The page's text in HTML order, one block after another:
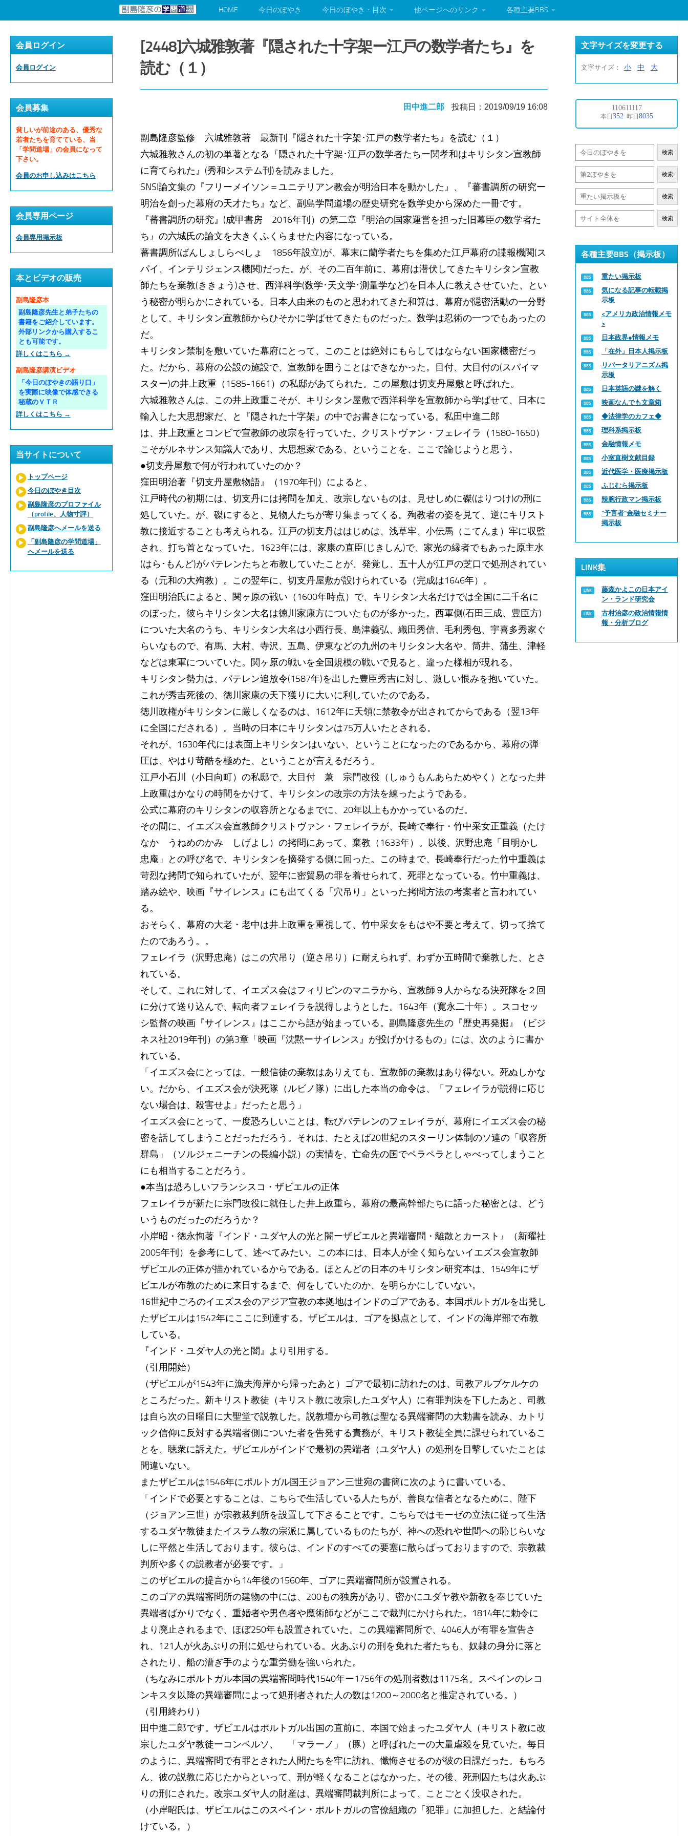
HOME 今日のぼやき 今日のぼやき・目次 他ページへのリンク 各種主要BBS
[2448]六城雅敦著『隠された十字架ー江戸の数学者たち』を
読む（１）
田中進二郎 投稿日：2019/09/19 16:08
副島隆彦監修 六城雅敦著 最新刊『隠された十字架･江戸の数学者たち』を読む（１）
六城雅敦さんの初の単著となる『隠された十字架･江戸の数学者たちー関孝和はキリシタン宣教師
に育てられた』(秀和システム刊)を読みました。
SNSI論文集の『フリーメイソン＝ユニテリアン教会が明治日本を動かした』、『蕃書調所の研究ー
明治を創った幕府の天才たち』など、副島学問道場の歴史研究を数学史から深めた一冊です。
『蕃書調所の研究』(成甲書房 2016年刊）の第二章『明治の国家運営を担った旧幕臣の数学者た
ち』の六城氏の論文を大きくふくらませた内容になっている。
蕃書調所(ばんしょしらべしょ 1856年設立)が、幕末に蘭学者たちを集めた江戸幕府の諜報機関(ス
パイ、インテリジェンス機関)だった。が、その二百年前に、幕府は潜伏してきたキリシタン宣教
師たちを棄教(ききょう)させ、西洋科学(数学･天文学･測量学など)を日本人に教えさせていた、とい
う秘密が明らかにされている。日本人由来のものと思われてきた和算は、幕府が隠密活動の一分野
として、キリシタン宣教師からひそかに学ばせてきたものだった。数学は忍術の一つでもあったの
だ。
キリシタン禁制を敷いていた幕府にとって、このことは絶対にもらしてはならない国家機密だっ
た。だから、幕府の公設の施設で、宣教師を囲うことはできなかった。目付、大目付の(スパイマ
スター)の井上政重（1585-1661）の私邸があてられた。この屋敷は切支丹屋敷と呼ばれた。
六城雅敦さんは、この井上政重こそが、キリシタン屋敷で西洋科学を宣教師から学ばせて、日本に
輸入した大思想家だ、と『隠された十字架』の中でお書きになっている。私田中進二郎
は、井上政重とコンビで宣教師の改宗を行っていた、クリストヴァン・フェレイラ（1580-1650）
こそがルネサンス知識人であり、大思想家である、ということを、ここで論じようと思う。
●切支丹屋敷で何が行われていたのか？
窪田明治著『切支丹屋敷物語』（1970年刊）によると、
江戸時代の初期には、切支丹には拷問を加え、改宗しないものは、見せしめに磔(はりつけ)の刑に
処していた。が、磔にすると、見物人たちが寄り集まってくる。殉教者の姿を見て、逆にキリスト
教に接近することも考えられる。江戸の切支丹ははじめは、浅草牢、小伝馬（こてんま）牢に収監
され、打ち首となっていた。1623年には、家康の直臣(じきしん)で、家光の縁者でもあった原主水
(はら･もんど)がバテレンたちと布教していたことが、発覚し、五十人が江戸の芝口で処刑されてい
る（元和の大殉教）。この翌年に、切支丹屋敷が設けられている（完成は1646年）。
窪田明治氏によると、関ヶ原の戦い（1600年時点）で、キリシタン大名だけでは全国に二千名に
のぼった。彼らキリシタン大名は徳川家康方についたものが多かった。西軍側(石田三成、豊臣方)
についた大名のうち、キリシタン大名は小西行長、島津義弘、織田秀信、毛利秀包、宇喜多秀家ぐ
らいなもので、有馬、大村、寺沢、五島、伊東などの九州のキリシタン大名や、筒井、蒲生、津軽
などは東軍についていた。関ヶ原の戦いを全国規模の戦いで見ると、違った様相が現れる。
キリシタン勢力は、バテレン追放令(1587年)を出した豊臣秀吉に対し、激しい恨みを抱いていた。
これが秀吉死後の、徳川家康の天下獲りに大いに利していたのである。
徳川政権がキリシタンに厳しくなるのは、1612年に天領に禁教令が出されてからである（翌13年
に全国にだされる）。当時の日本にキリシタンは75万人いたとされる。
それが、1630年代には表面上キリシタンはいない、ということになったのであるから、幕府の弾
圧は、やはり苛酷を極めた、ということが言えるだろう。
江戸小石川（小日向町）の私邸で、大目付 兼 宗門改役（しゅうもんあらためやく）となった井
上政重はかなりの時間をかけて、キリシタンの改宗の方法を練ったようである。
公式に幕府のキリシタンの収容所となるまでに、20年以上もかかっているのだ。
その間に、イエズス会宣教師クリストヴァン・フェレイラが、長崎で奉行・竹中采女正重義（たけ
なか うねめのかみ しげよし）の拷問にあって、棄教（1633年）。以後、沢野忠庵「目明かし
忠庵」との呼び名で、キリシタンを摘発する側に回った。この時まで、長崎奉行だった竹中重義は
苛烈な拷問で知られていたが、翌年に密貿易の罪を着せられて、死罪となっている。竹中重義は、
踏み絵や、映画『サイレンス』にも出てくる「穴吊り」といった拷問方法の考案者と言われてい
る。
おそらく、幕府の大老・老中は井上政重を重視して、竹中采女をもはや不要と考えて、切って捨て
たのであろう。。
フェレイラ（沢野忠庵）はこの穴吊り（逆さ吊り）に耐えられず、わずか五時間で棄教した、とさ
れている。
そして、これに対して、イエズス会はフィリピンのマニラから、宣教師９人からなる決死隊を２回
に分けて送り込んで、転向者フェレイラを説得しようとした。1643年（寛永二十年）。スコセッ
シ監督の映画『サイレンス』はここから話が始まっている。副島隆彦先生の『歴史再発掘』（ビジ
ネス社2019年刊）の第3章「映画『沈黙ーサイレンス』が投げかけるもの」には、次のように書か
れている。
「イエズス会にとっては、一般信徒の棄教はありえても、宣教師の棄教はあり得ない。死ぬしかな
い。だから、イエズス会が決死隊（ルビノ隊）に出した本当の命令は、「フェレイラが説得に応じ
ない場合は、殺害せよ」だったと思う」
イエズス会にとって、一度恐ろしいことは、転びバテレンのフェレイラが、幕府にイエズス会の秘
密を話してしまうことだっただろう。それは、たとえば20世紀のスターリン体制のソ連の「収容所
群島」（ソルジェニーチンの長編小説）の実情を、亡命先の国でペラペラとしゃべってしまうこと
にも相当することだろう。
●本当は恐ろしいフランシスコ・ザビエルの正体
フェレイラが新たに宗門改役に就任した井上政重ら、幕府の最高幹部たちに語った秘密とは、どう
いうものだったのだろうか？
小岸昭・徳永恂著『インド・ユダヤ人の光と闇ーザビエルと異端審問・離散とカースト』（新曜社
2005年刊）を参考にして、述べてみたい。この本には、日本人が全く知らないイエズス会宣教師
ザビエルの正体が描かれているからである。ほとんどの日本のキリシタン研究本は、1549年にザ
ビエルが布教のために来日するまで、何をしていたのか、を明らかにしていない。
16世紀中ごろのイエズス会のアジア宣教の本拠地はインドのゴアである。本国ポルトガルを出発し
たザビエルは1542年にここに到達する。ザビエルは、ゴアを拠点として、インドの海岸部で布教
している。
『インド・ユダヤ人の光と闇』より引用する。
（引用開始）
（ザビエルが1543年に漁夫海岸から帰ったあと）ゴアで最初に訪れたのは、司教アルブケルケの
ところだった。新キリスト教徒（キリスト教に改宗したユダヤ人）に有罪判決を下したあと、司教
は自ら次の日曜日に大聖堂で説教した。説教壇から司教は聖なる異端審問の大勅書を読み、カトリ
ック信仰に反対する異端者側についた者を告発する責務が、キリスト教徒全員に課せられているこ
とを、聴衆に訴えた。ザビエルがインドで最初の異端者（ユダヤ人）の処刑を目撃していたことは
間違いない。
またザビエルは1546年にポルトガル国王ジョアン三世宛の書簡に次のように書いている。
「インドで必要とすることは、こちらで生活している人たちが、善良な信者となるために、陛下
（ジョアン三世）が宗教裁判所を設置して下さることです。こちらではモーゼの立法に従って生活
するユダヤ教徒またイスラム教の宗派に属しているものたちが、神への恐れや世間への恥じらいな
しに平然と生活しております。彼らは、インドのすべての要塞に散らばっておりますので、宗教裁
判所や多くの説教者が必要です。」
このザビエルの提言から14年後の1560年、ゴアに異端審問所が設置される。
このゴアの異端審問所の建物の中には、200もの独房があり、密かにユダヤ教や新教を奉じていた
異端者ばかりでなく、重婚者や男色者や魔術師などがここで裁判にかけられた。1814年に勅令に
より廃止されるまで、ほぼ250年も設置されていた。この異端審問所で、4046人が有罪を宣告さ
れ、121人が火あぶりの刑に処せられている。火あぶりの刑を免れた者たちも、奴隷の身分に落と
されたり、船の漕ぎ手のような重労働を強いられた。
（ちなみにポルトガル本国の異端審問時代1540年ー1756年の処刑者数は1175名。スペインのレコ
ンキスタ以降の異端審問によって処刑者された人の数は1200～2000名と推定されている。）
（引用終わり）
田中進二郎です。ザビエルはポルトガル出国の直前に、本国で始まったユダヤ人（キリスト教に改
宗したユダヤ教徒ーコンベルソ、 「マラーノ」（豚）と呼ばれたーの大量虐殺を見ていた。毎日
のように、異端審問で有罪とされた人間たちを牢に訪れ、懺悔させるのが彼の日課だった。もちろ
ん、彼の説教に応じたからといって、刑が軽くなることはなかった。その後、死刑囚たちは火あぶ
りの刑にされた。改宗ユダヤ人の財産は、異端審問裁判所によって、ことごとく没収された。
（小岸昭氏は、ザビエルはこのスペイン・ポルトガルの官僚組織の「犯罪」に加担した、と結論付
けている。）
会員ログイン
会員ログイン
会員募集
貧しいが前途のある、優秀な
若者たちを育てている、当
「学問道場」の会員になって
下さい。
会員のお申し込みはこちら
会員専用ページ
会員専用掲示板
本とビデオの販売
副島隆彦本
副島隆彦先生と弟子たちの
書籍をご紹介しています。
外部リンクから購入するこ
とも可能です。
詳しくはこちら →
副島隆彦講演ビデオ
「今日のぼやきの語り口」
を実際に映像で体感できる
秘蔵のＶＴＲ
詳しくはこちら →
当サイトについて
トップページ
今日のぼやき目次
副島隆彦のプロファイル
（profile、人物寸評）
副島隆彦へメールを送る
「副島隆彦の学問道場」
へメールを送る
文字サイズを変更する
文字サイズ： 小 中 大
検索
検索
検索
検索
各種主要BBS（掲示板）
重たい掲示板
気になる記事の転載掲
示板
<アメリカ政治情報メモ
>
日本政界●情報メモ
「在外」日本人掲示板
リバータリアニズム掲
示板
日本英語の謎を解く
映画なんでも文章箱
◆法律学のカフェ◆
理科系掲示板
金融情報メモ
小室直樹文献目録
近代医学・医療掲示板
ふじむら掲示板
辣腕行政マン掲示板
“予言者”金融セミナー
掲示板
LINK集
藤森かよこの日本アイ
ン・ランド研究会
古村治彦の政治情報情
報・分析ブログ